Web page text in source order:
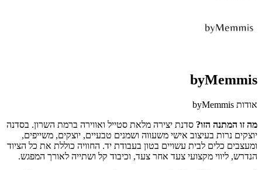
byMemmis
אודות byMemmis
מה זו המתנה הזו? סדנת יצירה מלאת סטייל ואווירה ברמת השרון. בסדנה
יוצקים נרות בעיצוב אישי משעווה ושמנים טבעיים, יוצקים, משייפים,
ומעצבים כלים לבית עשויים בטון בעבודת יד. החוויה כוללת את כל הציוד
הנדרש, ליווי מקצועי צעד אחר צעד, וכיבוד קל ושתייה לאורך המפגש.